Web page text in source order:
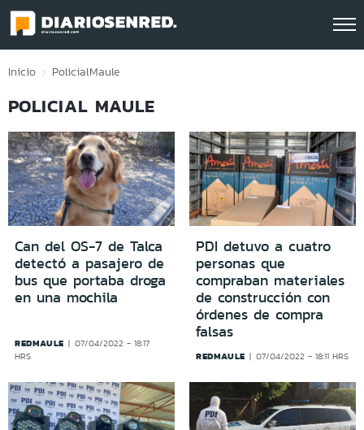
Click acá para ir directamente al contenido
Inicio PolicialMaule
POLICIAL MAULE
Can del OS-7 de Talca
detectó a pasajero de
bus que portaba droga
en una mochila
REDMAULE
07/04/2022 - 18:17
HRS
PDI detuvo a cuatro
personas que
compraban materiales
de construcción con
órdenes de compra
falsas
REDMAULE 07/04/2022 - 18:11 HRS